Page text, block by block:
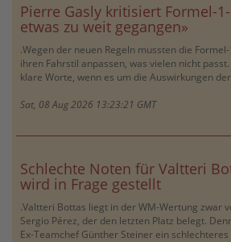
Pierre Gasly kritisiert Formel-
etwas zu weit gegangen»
.Wegen der neuen Regeln mussten die
ihren Fahrstil anpassen, was vielen nicht
klare Worte, wenn es um die Auswirkungen
Sat, 08 Aug 2026 13:23:21 GMT
Schlechte Noten für Valtteri
wird in Frage gestellt
.Valtteri Bottas liegt in der WM-Wertung zwar
Sergio Pérez, der den letzten Platz belegt.
Ex-Teamchef Günther Steiner ein